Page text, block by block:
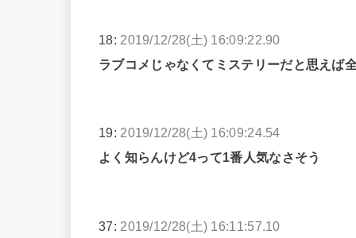
18: 2019/12/28(土) 16:09:22.90
ラブコメじゃなくてミステリーだと思えば
19: 2019/12/28(土) 16:09:24.54
よく知らんけど4って1番人気なさそう
37: 2019/12/28(土) 16:11:57.10